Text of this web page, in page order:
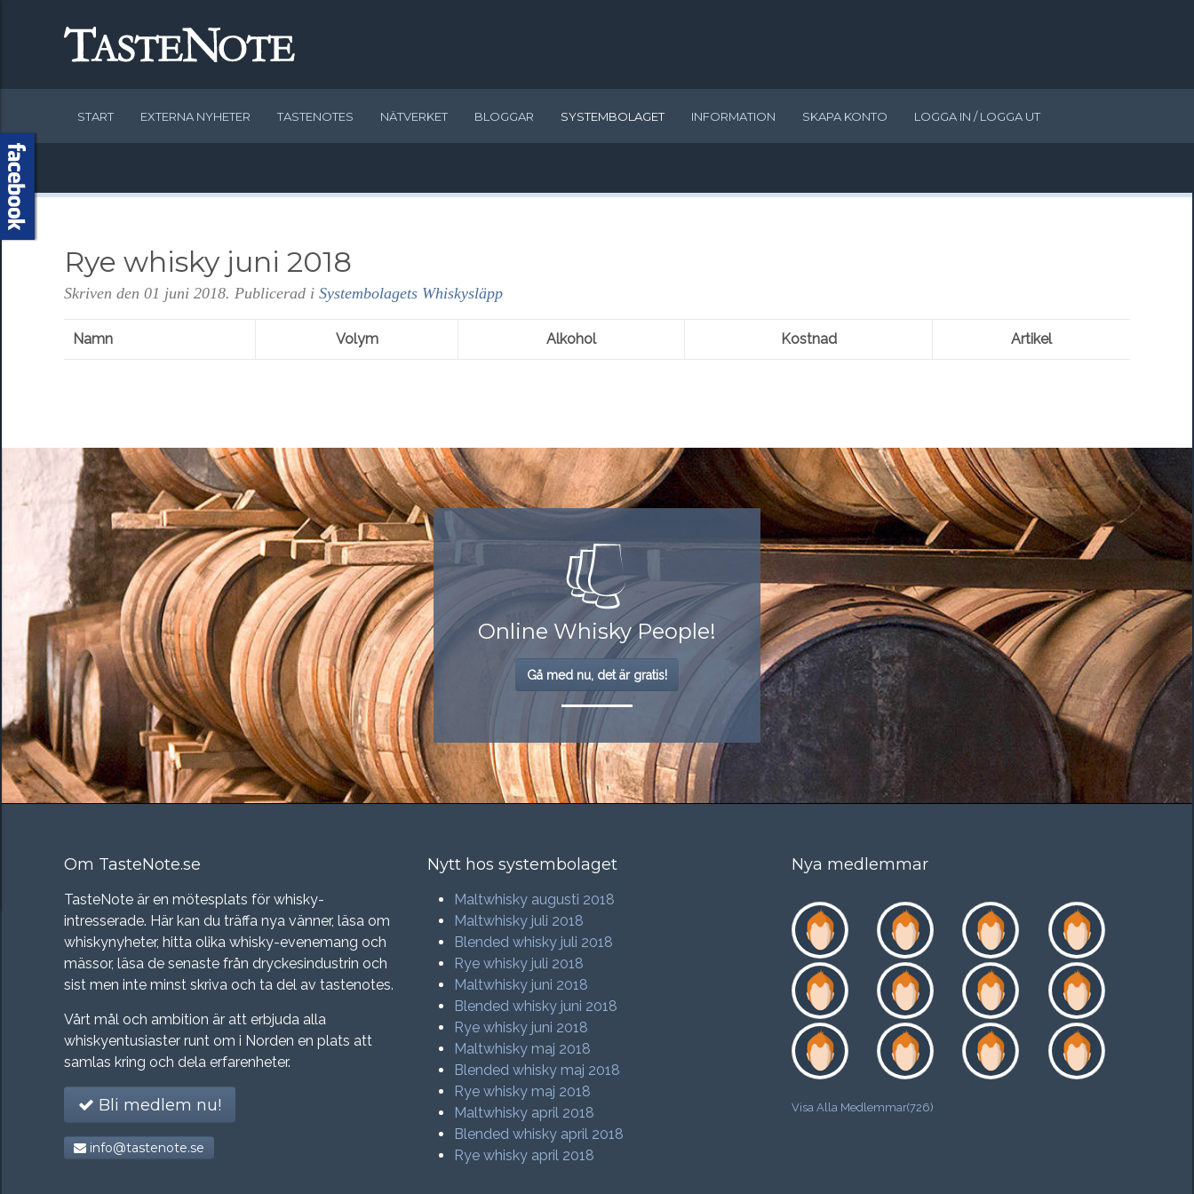
START EXTERNA NYHETER TASTENOTES NÄTVERKET BLOGGAR SYSTEMBOLAGET INFORMATION SKAPA KONTO LOGGA IN / LOGGA UT
Rye whisky juni 2018
Skriven den 01 juni 2018. Publicerad i Systembolagets Whiskysläpp
Namn Volym Alkohol Kostnad Artikel
Online Whisky People!
Gå med nu, det är gratis!
Om TasteNote.se
TasteNote är en mötesplats för whisky-
intresserade. Här kan du träffa nya vänner, läsa om
whiskynyheter, hitta olika whisky-evenemang och
mässor, läsa de senaste från dryckesindustrin och
sist men inte minst skriva och ta del av tastenotes.
Vårt mål och ambition är att erbjuda alla
whiskyentusiaster runt om i Norden en plats att
samlas kring och dela erfarenheter.
Bli medlem nu!
info@tastenote.se
Nytt hos systembolaget
Maltwhisky augusti 2018
Maltwhisky juli 2018
Blended whisky juli 2018
Rye whisky juli 2018
Maltwhisky juni 2018
Blended whisky juni 2018
Rye whisky juni 2018
Maltwhisky maj 2018
Blended whisky maj 2018
Rye whisky maj 2018
Maltwhisky april 2018
Blended whisky april 2018
Rye whisky april 2018
Nya medlemmar
Visa Alla Medlemmar(726)